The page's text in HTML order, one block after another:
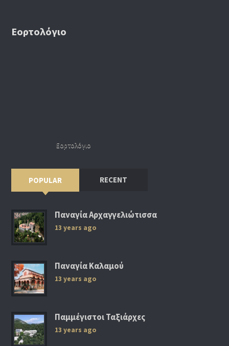
Εορτολόγιο
Εορτολόγιο
POPULAR RECENT
Παναγία Αρχαγγελιώτισσα
13 years ago
Παναγία Καλαμού
13 years ago
Παμμέγιστοι Ταξιάρχες
13 years ago